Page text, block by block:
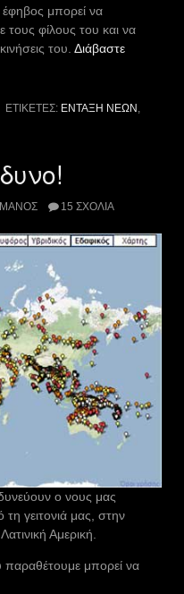
μπορεί να
τους φίλους του και να
του. Διάβαστε
ΕΤΙΚΈΤΕΣ: ΈΝΤΑΞΗ ΝΈΩΝ
15 ΣΧΌΛΙΑ
ο νους μας
τη γειτονιά μας, στην
Αμερική.
παραθέτουμε μπορεί να